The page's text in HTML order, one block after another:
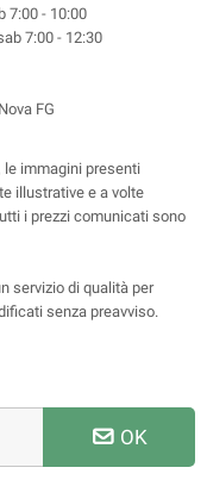
7:00 - 10:00
7:00 - 12:30
FG
le immagini presenti
illustrative e a volte
i prezzi comunicati sono
servizio di qualità per
senza preavviso.
OK